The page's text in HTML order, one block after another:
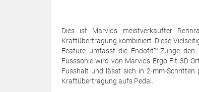
Dies ist Marvic's meistverkaufter
Kraftübertragung kombiniert. Diese
Feature umfasst die Endofit™-Zunge
Fusssohle wird von Marvic's Ergo Fit 3D
Fusshalt und lässt sich in 2-mm-Schritten
Kraftübertragung aufs Pedal.